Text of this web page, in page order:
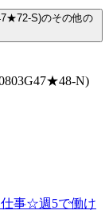
S)のその他の
N)
仕事☆週5で働け